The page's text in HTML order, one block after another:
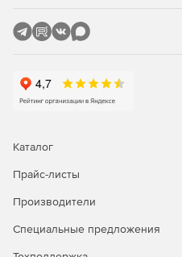
накопленное повреждение
SeismoStruct
Полностью
конфигурационных файлов и
Интероперабельность
Каталог
Прайс-листы
Производители
Специальные предложения